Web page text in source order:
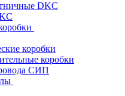
DKC
коробки
коробки
СИП